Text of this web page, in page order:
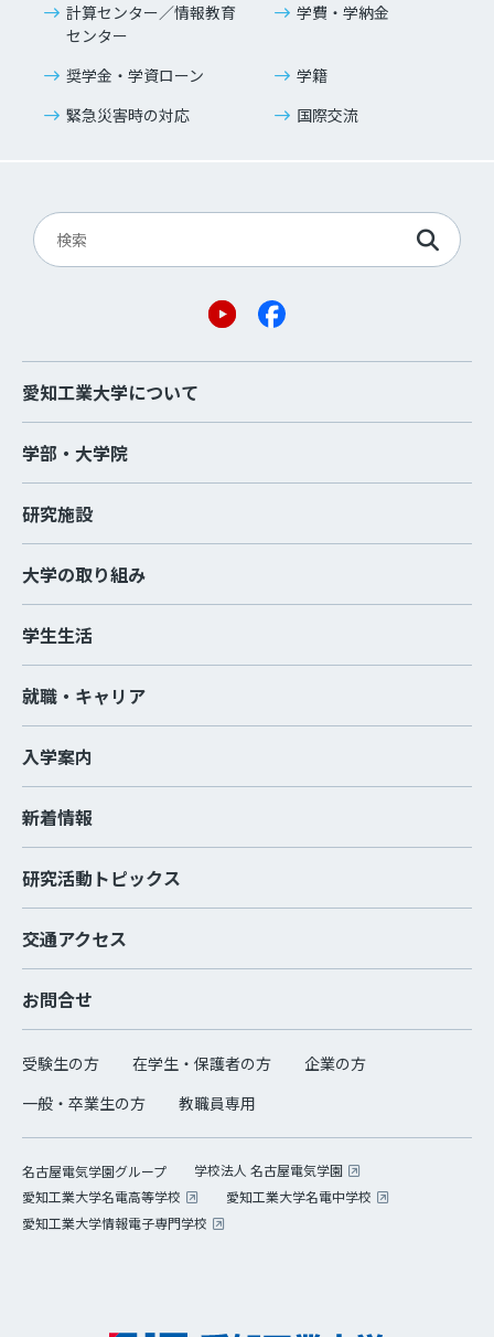
計算センター／情報教育
センター
学費・学納金
奨学金・学資ローン
学籍
緊急災害時の対応
国際交流
愛知工業大学について
学部・大学院
研究施設
大学の取り組み
学生生活
就職・キャリア
入学案内
新着情報
研究活動トピックス
交通アクセス
お問合せ
受験生の方 在学生・保護者の方
企業の方
一般・卒業生の方
教職員専用
名古屋電気学園グループ
学校法人 名古屋電気学園
愛知工業大学名電高等学校
愛知工業大学名電中学校
愛知工業大学情報電子専門学校